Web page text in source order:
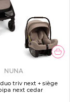
NUNA
triv next + siège
next cedar